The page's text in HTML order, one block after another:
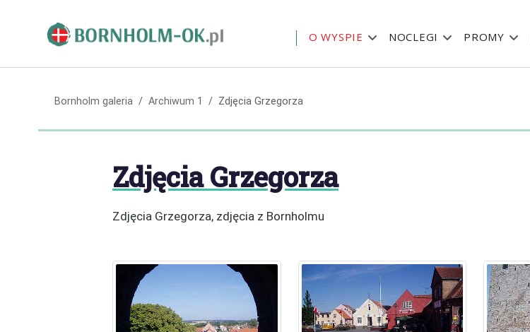
O WYSPIE NOCLEGI PROMY
Bornholm galeria Archiwum 1 Zdjęcia Grzegorza
Zdjęcia Grzegorza
Zdjęcia Grzegorza, zdjęcia z Bornholmu